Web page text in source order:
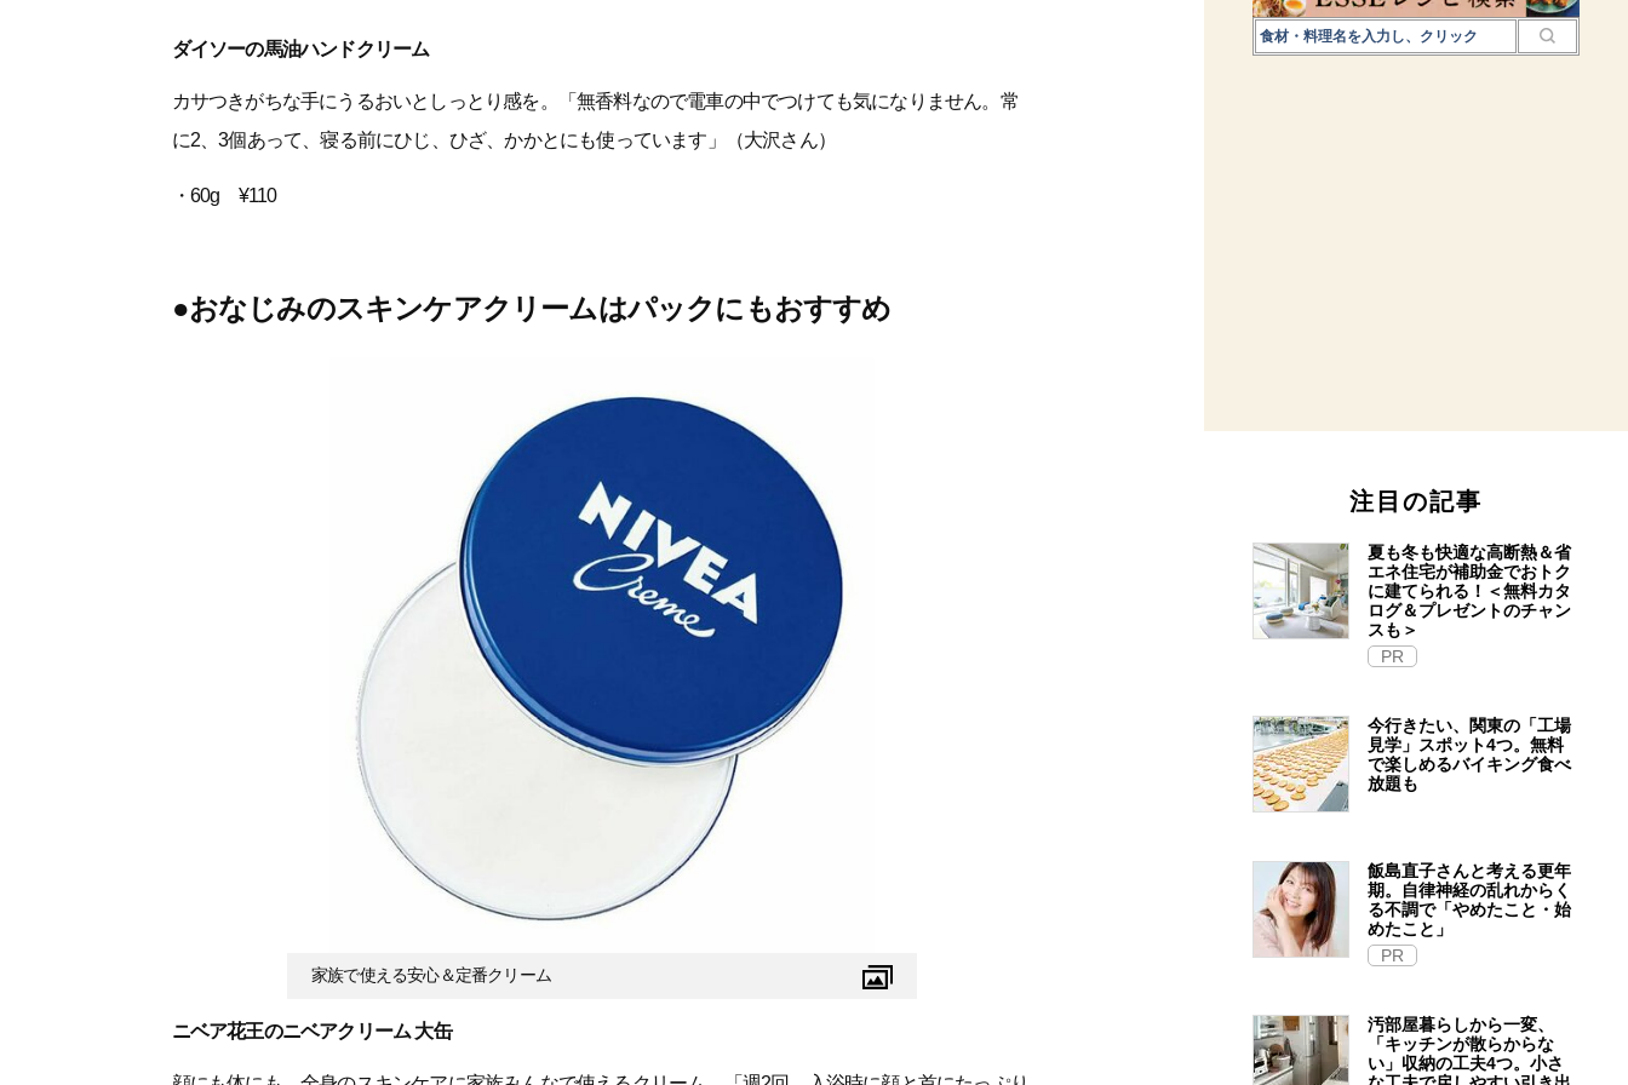
ダイソーの馬油ハンドクリーム
カサつきがちな手にうるおいとしっとり感を。「無香料なので電車の中でつけても気になりません。常
に2、3個あって、寝る前にひじ、ひざ、かかとにも使っています」（大沢さん）
・60g ¥110
●おなじみのスキンケアクリームはパックにもおすすめ
家族で使える安心＆定番クリーム
ニベア花王のニベアクリーム 大缶
注目の記事
夏も冬も快適な高断熱＆省
エネ住宅が補助金でおトク
に建てられる！＜無料カタ
ログ＆プレゼントのチャン
スも＞
PR
今行きたい、関東の「工場
見学」スポット4つ。無料
で楽しめるバイキング食べ
放題も
飯島直子さんと考える更年
期。自律神経の乱れからく
る不調で「やめたこと・始
めたこと」
PR
汚部屋暮らしから一変、
「キッチンが散らからな
い」収納の工夫4つ。小さ